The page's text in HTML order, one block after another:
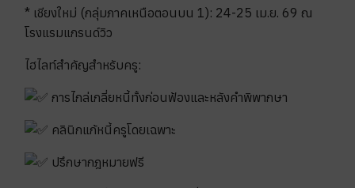
* เชียงใหม่ (กลุ่มภาคเหนือตอนบน 1): 24-25 เม.ย. 69 ณ
โรงแรมแกรนด์วิว
ไฮไลท์สำคัญสำหรับครู:
การไกล่เกลี่ยหนี้ทั้งก่อนฟ้องและหลังคำพิพากษา
คลินิกแก้หนี้ครูโดยเฉพาะ
ปรึกษากฎหมายฟรี